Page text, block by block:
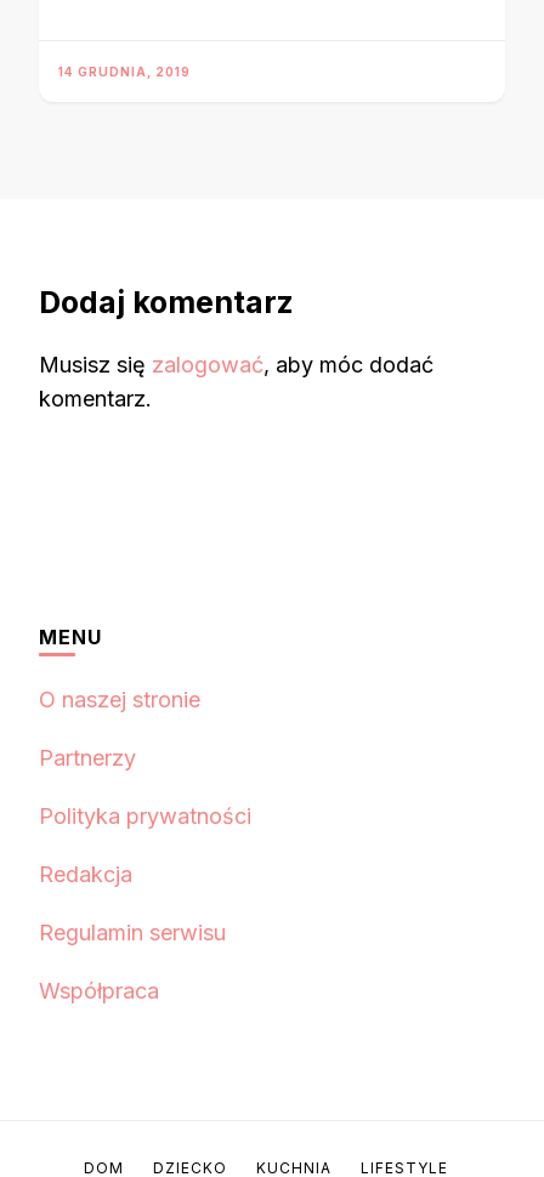
14 GRUDNIA, 2019
Dodaj komentarz
Musisz się zalogować, aby móc dodać
komentarz.
MENU
O naszej stronie
Partnerzy
Polityka prywatności
Redakcja
Regulamin serwisu
Współpraca
DOM DZIECKO KUCHNIA LIFESTYLE